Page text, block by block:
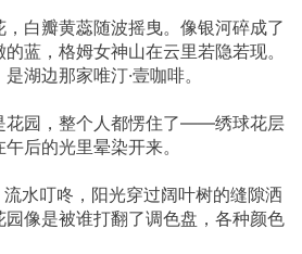
白瓣黄蕊随波摇曳。像银河碎成了
蓝，格姆女神山在云里若隐若现。
湖边那家唯汀·壹咖啡。
花园，整个人都愣住了——绣球花层
后的光里晕染开来。
水叮咚，阳光穿过阔叶树的缝隙洒
像是被谁打翻了调色盘，各种颜色